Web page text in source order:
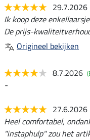
29.7.2026
Ik koop deze
De prijs-
Origineel bekijken
8.7.2026
-
27.6.2026
Heel comfortabel,
"instaphulp" zou het